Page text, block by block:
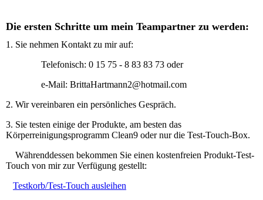
Die ersten Schritte um mein Teampartner zu werden:
1. Sie nehmen Kontakt zu mir auf:
Telefonisch: 0 15 75 - 8 83 83 73 oder
e-Mail: BrittaHartmann2@hotmail.com
2. Wir vereinbaren ein persönliches Gespräch.
3. Sie testen einige der Produkte, am besten das
Körperreinigungsprogramm Clean9 oder nur die Test-Touch-Box.
Währenddessen bekommen Sie einen kostenfreien Produkt-Test-
Touch von mir zur Verfügung gestellt:
Testkorb/Test-Touch ausleihen